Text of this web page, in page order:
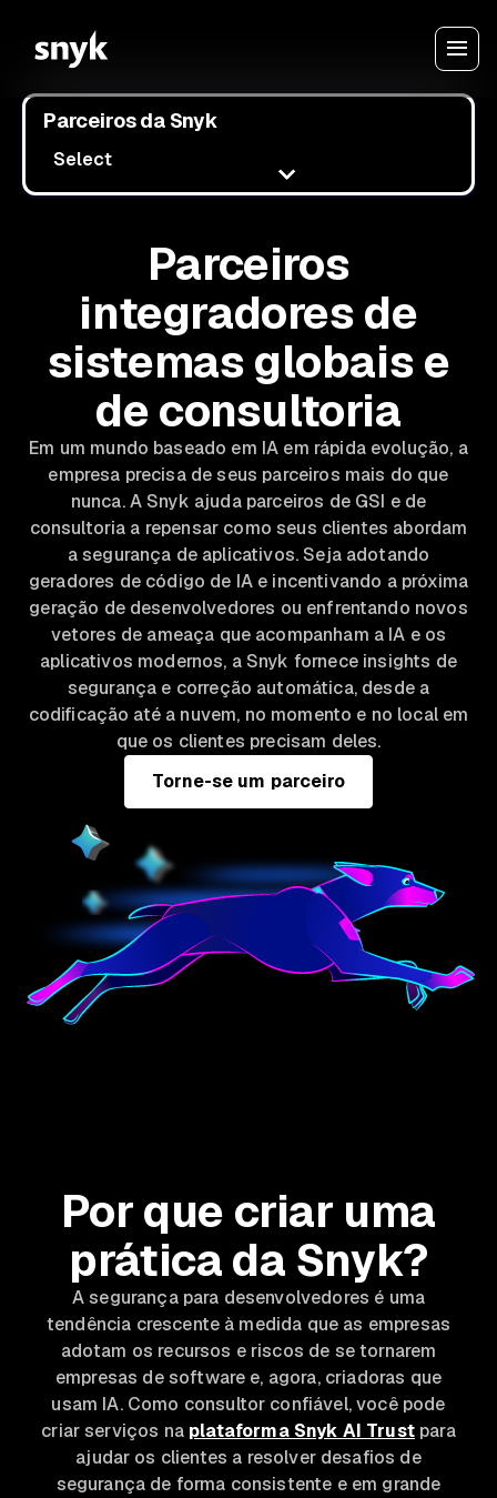
Parceiros da Snyk
Select
Parceiros
integradores de
sistemas globais e
de consultoria
Em um mundo baseado em IA em rápida evolução, a
empresa precisa de seus parceiros mais do que
nunca. A Snyk ajuda parceiros de GSI e de
consultoria a repensar como seus clientes abordam
a segurança de aplicativos. Seja adotando
geradores de código de IA e incentivando a próxima
geração de desenvolvedores ou enfrentando novos
vetores de ameaça que acompanham a IA e os
aplicativos modernos, a Snyk fornece insights de
segurança e correção automática, desde a
codificação até a nuvem, no momento e no local em
que os clientes precisam deles.
Torne-se um parceiro
Por que criar uma
prática da Snyk?
A segurança para desenvolvedores é uma
tendência crescente à medida que as empresas
adotam os recursos e riscos de se tornarem
empresas de software e, agora, criadoras que
usam IA. Como consultor confiável, você pode
criar serviços na plataforma Snyk AI Trustpara
ajudar os clientes a resolver desafios de
segurança de forma consistente e em grande